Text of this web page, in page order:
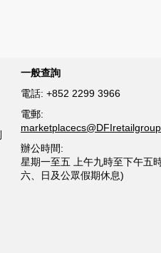
一般查詢
電話: +852 2299 3966
電郵:
辦公時間:
星期一至五 上午九時至下午五
六、日及公眾假期休息)